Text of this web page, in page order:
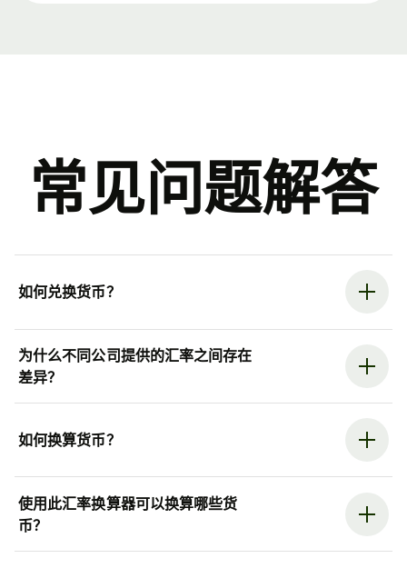
常见问题解答
如何兑换货币？
为什么不同公司提供的汇率之间存在
差异？
如何换算货币？
使用此汇率换算器可以换算哪些货
币？